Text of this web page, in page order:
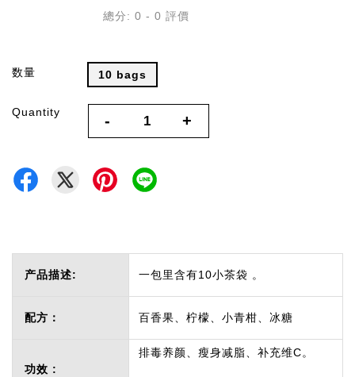
總分: 0 - 0 評價
数量 10 bags
Quantity - +
产品描述: 一包里含有10小茶袋 。
配方： 百香果、柠檬、小青柑、冰糖
功效 :
排毒养颜、瘦身减脂、补充维C。